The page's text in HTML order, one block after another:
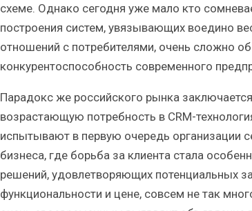
схеме. Однако сегодня уже мало кто
построения систем, увязывающих воедино
отношений с потребителями, очень сложно
конкурентоспособность современного
Парадокс же российского рынка
возрастающую потребность в CRM-
испытывают в первую очередь организации
бизнеса, где борьба за клиента стала
решений, удовлетворяющих потенциальных
функциональности и цене, совсем не так